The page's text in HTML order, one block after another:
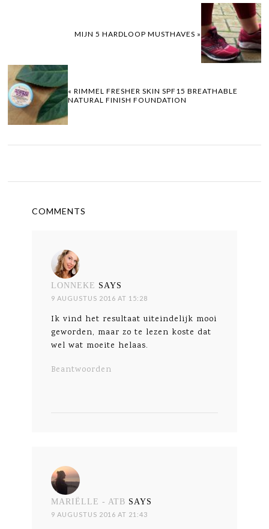
MIJN 5 HARDLOOP MUSTHAVES »
« RIMMEL FRESHER SKIN SPF15 BREATHABLE
NATURAL FINISH FOUNDATION
COMMENTS
LONNEKE SAYS
9 AUGUSTUS 2016 AT 15:28
Ik vind het resultaat uiteindelijk mooi
geworden, maar zo te lezen koste dat
wel wat moeite helaas.
Beantwoorden
MARIËLLE - ATB SAYS
9 AUGUSTUS 2016 AT 21:43